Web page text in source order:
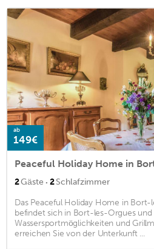
ab
149€
2Gäste · 2Schlafzimmer
Das Peaceful Holiday Home in
befindet sich in Bort-les-Orgues
Wassersportmöglichkeiten und
erreichen Sie von der Unterkunft ...